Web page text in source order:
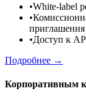
•White-label
•
приглашения
•Доступ к
Подробнее →
Корпоративным